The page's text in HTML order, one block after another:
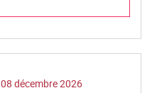
08 décembre 2026